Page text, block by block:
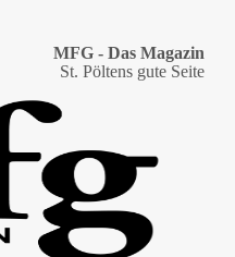
MFG - Das Magazin
St. Pöltens gute Seite